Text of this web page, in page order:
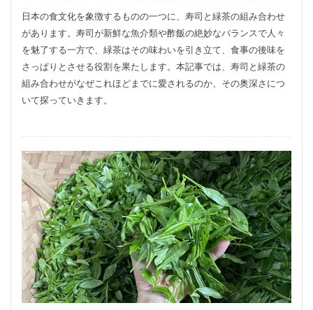
日本の食文化を象徴するものの一つに、寿司と緑茶の組み合わせ
があります。寿司が新鮮な魚介類や酢飯の絶妙なバランスで人々
を魅了する一方で、緑茶はその味わいを引き立て、食事の後味を
さっぱりとさせる役割を果たします。本記事では、寿司と緑茶の
組み合わせがなぜこれほどまでに愛されるのか、その奥深さにつ
いて探っていきます。